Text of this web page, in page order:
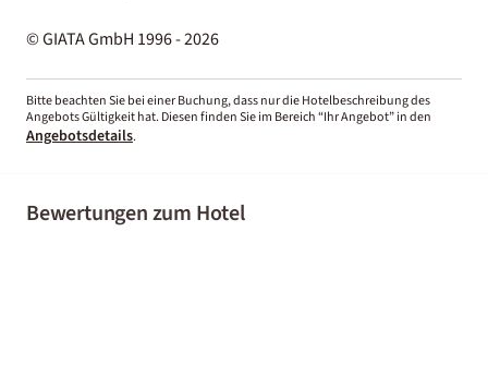
© GIATA GmbH 1996 - 2026
Bitte beachten Sie bei einer Buchung, dass nur die Hotelbeschreibung des
Angebots Gültigkeit hat. Diesen finden Sie im Bereich “Ihr Angebot” in den
Angebotsdetails.
Bewertungen zum Hotel